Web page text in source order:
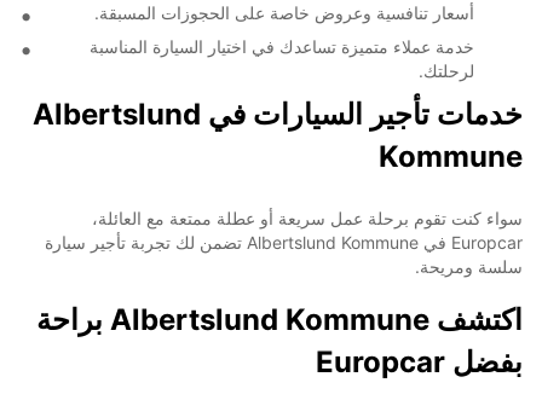
أسعار تنافسية وعروض خاصة على الحجوزات المسبقة.
خدمة عملاء متميزة تساعدك في اختيار السيارة المناسبة
لرحلتك.
خدمات تأجير السيارات في Albertslund
Kommune
سواء كنت تقوم برحلة عمل سريعة أو عطلة ممتعة مع العائلة،
Europcar في Albertslund Kommune تضمن لك تجربة تأجير سيارة
سلسة ومريحة.
اكتشف Albertslund Kommune براحة
بفضل Europcar